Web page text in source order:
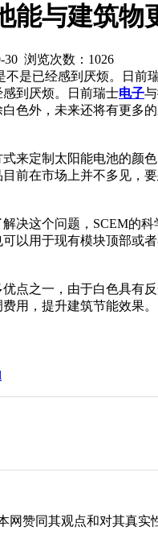
能与建筑物
浏览次数： 1026
是已经感到厌烦。日前
到厌烦。日前瑞士电子
色外，未来还将有更多
来定制太阳能电池的颜
前在市场上并不多见
决这个问题，SCEM的
以用于现有模块顶部或
点之一，由于白色具有
用，提升建筑节能效果。
赞同其观点和对其真实